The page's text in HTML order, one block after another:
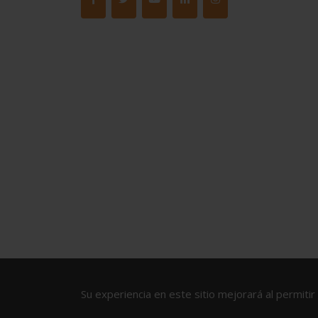
Su experiencia en este sitio mejorará al permitir